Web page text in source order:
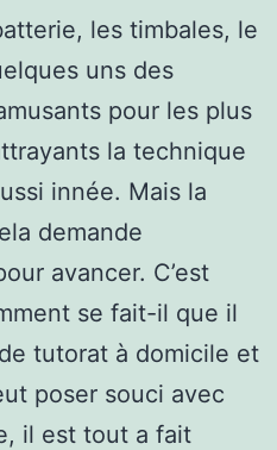
les timbales, le
uns des
pour les plus
la technique
innée. Mais la
demande
avancer. C’est
se fait-il que il
tutorat à domicile et
poser souci avec
il est tout a fait